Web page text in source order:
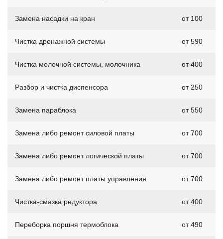
Замена насадки на кран от 100
Чистка дренажной системы от 590
Чистка молочной системы, молочника от 400
Разбор и чистка диспенсора от 250
Замена параблока от 550
Замена либо ремонт силовой платы от 700
Замена либо ремонт логической платы от 700
Замена либо ремонт платы управления от 700
Чистка-смазка редуктора от 400
Переборка поршня термоблока от 490